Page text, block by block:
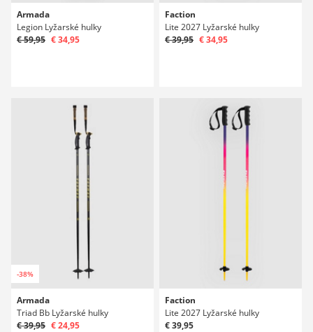
Armada
Legion Lyžarské hulky
€ 59,95 € 34,95
Faction
Lite 2027 Lyžarské hulky
€ 39,95 € 34,95
-38%
Armada
Triad Bb Lyžarské hulky
€ 39,95 € 24,95
Faction
Lite 2027 Lyžarské hulky
€ 39,95